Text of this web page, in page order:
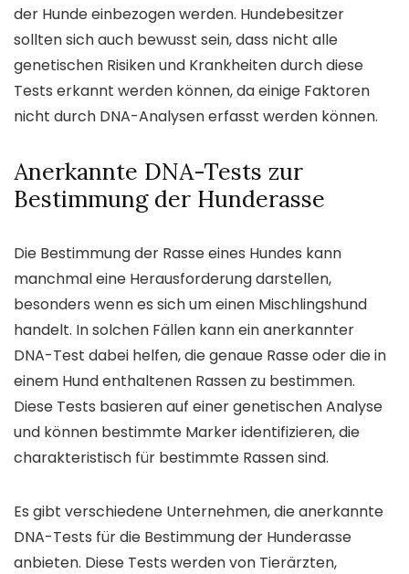
der Hunde einbezogen werden. Hundebesitzer
sollten sich auch bewusst sein, dass nicht alle
genetischen Risiken und Krankheiten durch diese
Tests erkannt werden können, da einige Faktoren
nicht durch DNA-Analysen erfasst werden können.
Anerkannte DNA-Tests zur
Bestimmung der Hunderasse
Die Bestimmung der Rasse eines Hundes kann
manchmal eine Herausforderung darstellen,
besonders wenn es sich um einen Mischlingshund
handelt. In solchen Fällen kann ein anerkannter
DNA-Test dabei helfen, die genaue Rasse oder die in
einem Hund enthaltenen Rassen zu bestimmen.
Diese Tests basieren auf einer genetischen Analyse
und können bestimmte Marker identifizieren, die
charakteristisch für bestimmte Rassen sind.
Es gibt verschiedene Unternehmen, die anerkannte
DNA-Tests für die Bestimmung der Hunderasse
anbieten. Diese Tests werden von Tierärzten,